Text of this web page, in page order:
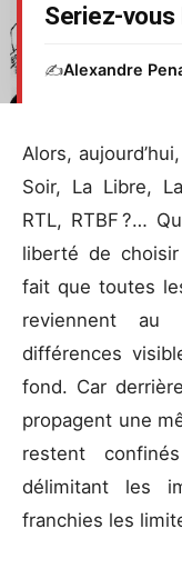
Seriez-
✍️Alexandre
Alors,
Soir, La Libre,
RTL, RTBF ?…
liberté de
fait que toutes
reviennent au
différences
fond. Car
propagent une
restent
délimitant les
franchies les